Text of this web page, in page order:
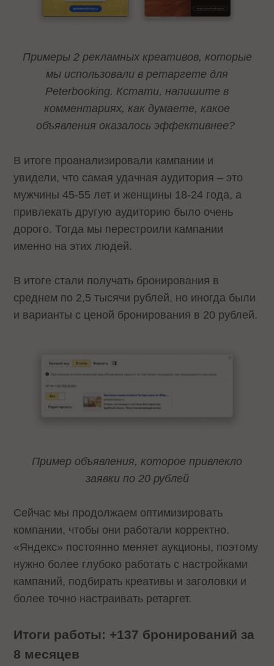
Примеры 2 рекламных креативов, которые
мы использовали в ретаргете для
Peterbooking. Кстати, напишите в
комментариях, как думаете, какое
объявления оказалось эффективнее?
В итоге проанализировали кампании и
увидели, что самая удачная аудитория – это
мужчины 45-55 лет и женщины 18-24 года, а
привлекать другую аудиторию было очень
дорого. Тогда мы перестроили кампании
именно на этих людей.
В итоге стали получать бронирования в
среднем по 2,5 тысячи рублей, но иногда были
и варианты с ценой бронирования в 20 рублей.
Пример объявления, которое привлекло
заявки по 20 рублей
Сейчас мы продолжаем оптимизировать
компании, чтобы они работали корректно.
«Яндекс» постоянно меняет аукционы, поэтому
нужно более глубоко работать с настройками
кампаний, подбирать креативы и заголовки и
более точно настраивать ретаргет.
Итоги работы: +137 бронирований за
8 месяцев